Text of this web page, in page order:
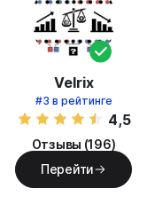
Velrix
#3 в рейтинге
4,5
Отзывы (196)
Перейти